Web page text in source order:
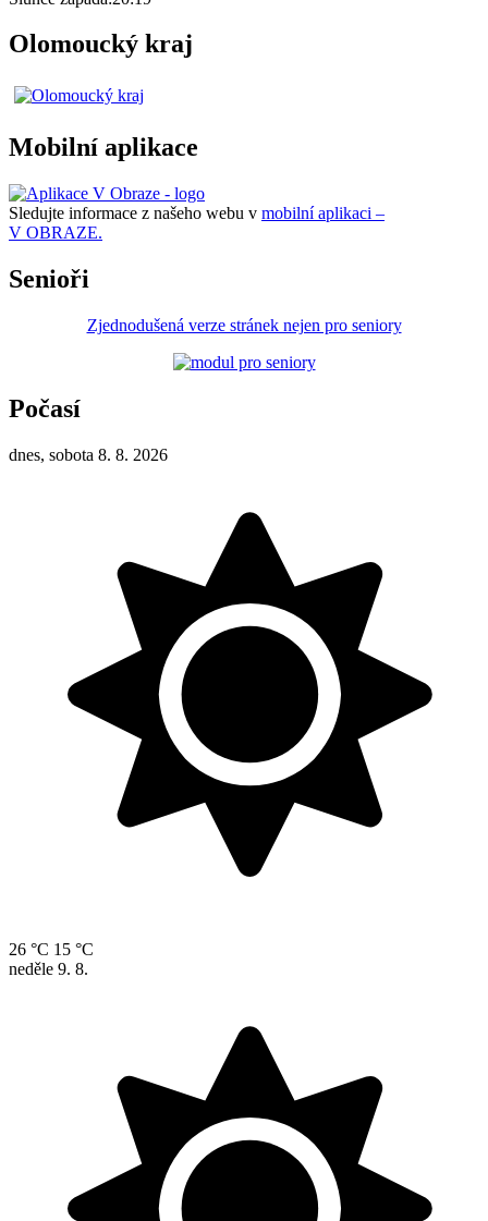
Olomoucký kraj
Mobilní aplikace
Sledujte informace z našeho webu v mobilní aplikaci –
V OBRAZE.
Senioři
Zjednodušená verze stránek nejen pro seniory
Počasí
dnes, sobota 8. 8. 2026
26 °C 15 °C
neděle 9. 8.